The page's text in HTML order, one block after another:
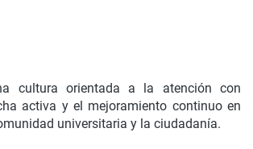
cultura orientada a la atención con
activa y el mejoramiento continuo en
universitaria y la ciudadanía.